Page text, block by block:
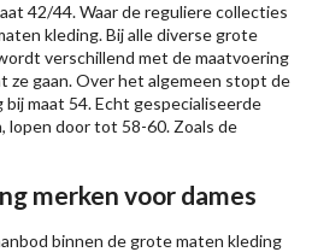
42/44. Waar de reguliere collecties
kleding. Bij alle diverse grote
verschillend met de maatvoering
ze gaan. Over het algemeen stopt de
maat 54. Echt gespecialiseerde
lopen door tot 58-60. Zoals de
merken voor dames
binnen de grote maten kleding